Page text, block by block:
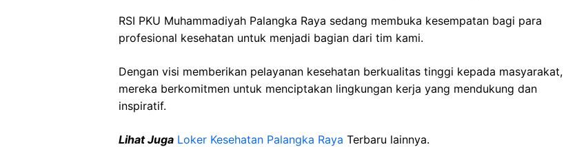
RSI PKU Muhammadiyah Palangka Raya sedang membuka kesempatan bagi para
profesional kesehatan untuk menjadi bagian dari tim kami.
Dengan visi memberikan pelayanan kesehatan berkualitas tinggi kepada masyarakat,
mereka berkomitmen untuk menciptakan lingkungan kerja yang mendukung dan
inspiratif.
Lihat Juga Loker Kesehatan Palangka Raya Terbaru lainnya.